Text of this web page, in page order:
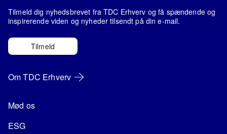
Tilmeld dig nyhedsbrevet fra TDC Erhverv og få spændende og
inspirerende viden og nyheder tilsendt på din e-mail.
Tilmeld
Om TDC Erhverv
Mød os
ESG